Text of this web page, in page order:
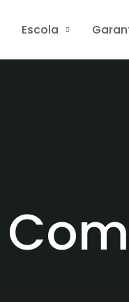
Escola